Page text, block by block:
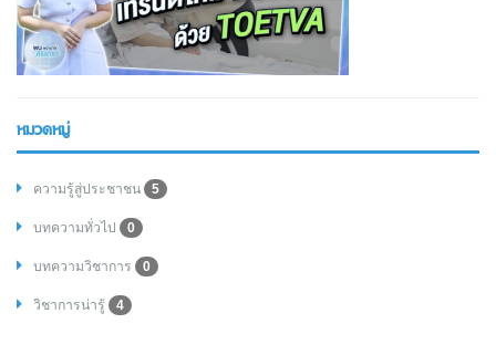
หมวดหมู่
ความรู้สู่ประชาชน 5
บทความทั่วไป 0
บทความวิชาการ 0
วิชาการน่ารู้ 4